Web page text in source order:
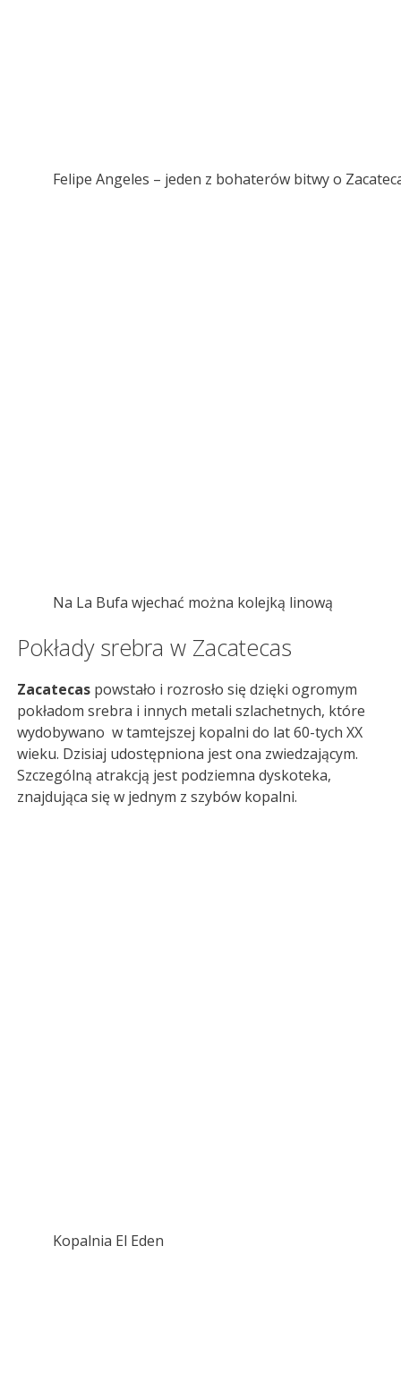
Felipe Angeles – jeden z bohaterów bitwy o
Na La Bufa wjechać można kolejką linową
Pokłady srebra w Zacatecas
Zacatecas powstało i rozrosło się dzięki ogromym
pokładom srebra i innych metali szlachetnych, które
wydobywano w tamtejszej kopalni do lat 60-tych XX
wieku. Dzisiaj udostępniona jest ona zwiedzającym.
Szczególną atrakcją jest podziemna dyskoteka,
znajdująca się w jednym z szybów kopalni.
Kopalnia El Eden